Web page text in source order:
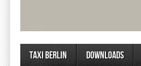
Taxi Berlin Downloads